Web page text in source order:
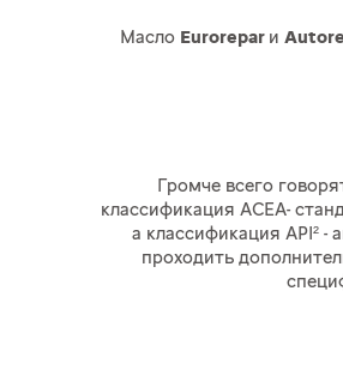
Масло Eurorepar и
Громче всего
классификация АСЕА-
а классификация API² -
проходить